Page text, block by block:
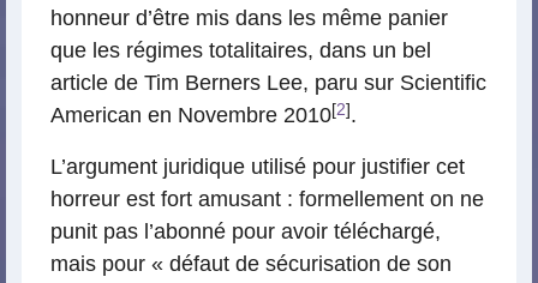
honneur d’être mis dans les même panier
que les régimes totalitaires, dans un bel
article de Tim Berners Lee, paru sur Scientific
American en Novembre 2010[2].
L’argument juridique utilisé pour justifier cet
horreur est fort amusant : formellement on ne
punit pas l’abonné pour avoir téléchargé,
mais pour « défaut de sécurisation de son